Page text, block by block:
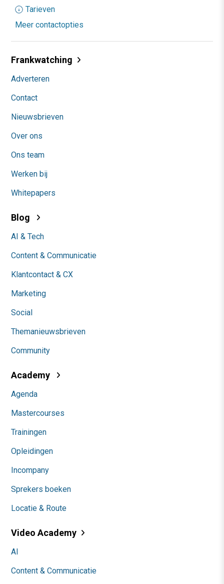
Tarieven
Meer contactopties
Frankwatching
Adverteren
Contact
Nieuwsbrieven
Over ons
Ons team
Werken bij
Whitepapers
Blog
AI & Tech
Content & Communicatie
Klantcontact & CX
Marketing
Social
Themanieuwsbrieven
Community
Academy
Agenda
Mastercourses
Trainingen
Opleidingen
Incompany
Sprekers boeken
Locatie & Route
Video Academy
AI
Content & Communicatie